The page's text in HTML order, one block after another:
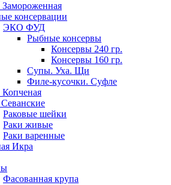
консервации
ЭКО ФУД
Рыбные консервы
Консервы 240 гр.
Консервы 160 гр.
Супы. Уха. Щи
Филе-кусочки. Суфле
Раковые шейки
Раки живые
Раки варенные
Икра
Фасованная крупа